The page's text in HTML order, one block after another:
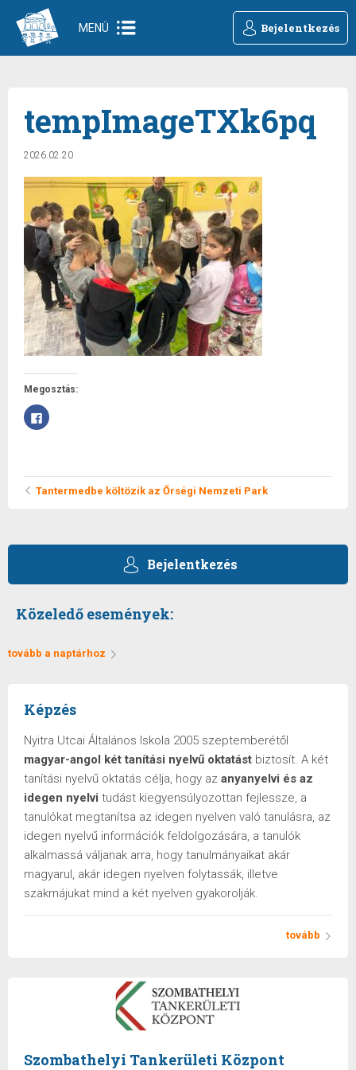
MENÜ Bejelentkezés
tempImageTXk6pq
2026.02.20
Megosztás:
Facebookon
való
ablakban
nyílik
Tantermedbe költözik az Őrségi Nemzeti Park
Bejelentkezés
Közeledő események:
tovább a naptárhoz
Képzés
Nyitra Utcai Általános Iskola 2005 szeptemberétől
magyar-angol két tanítási nyelvű oktatást biztosít. A két
tanítási nyelvű oktatás célja, hogy az anyanyelvi és az
idegen nyelvi tudást kiegyensúlyozottan fejlessze, a
tanulókat megtanítsa az idegen nyelven való tanulásra, az
idegen nyelvű információk feldolgozására, a tanulók
alkalmassá váljanak arra, hogy tanulmányaikat akár
magyarul, akár idegen nyelven folytassák, illetve
szakmájukat mind a két nyelven gyakorolják.
tovább
Szombathelyi Tankerületi Központ